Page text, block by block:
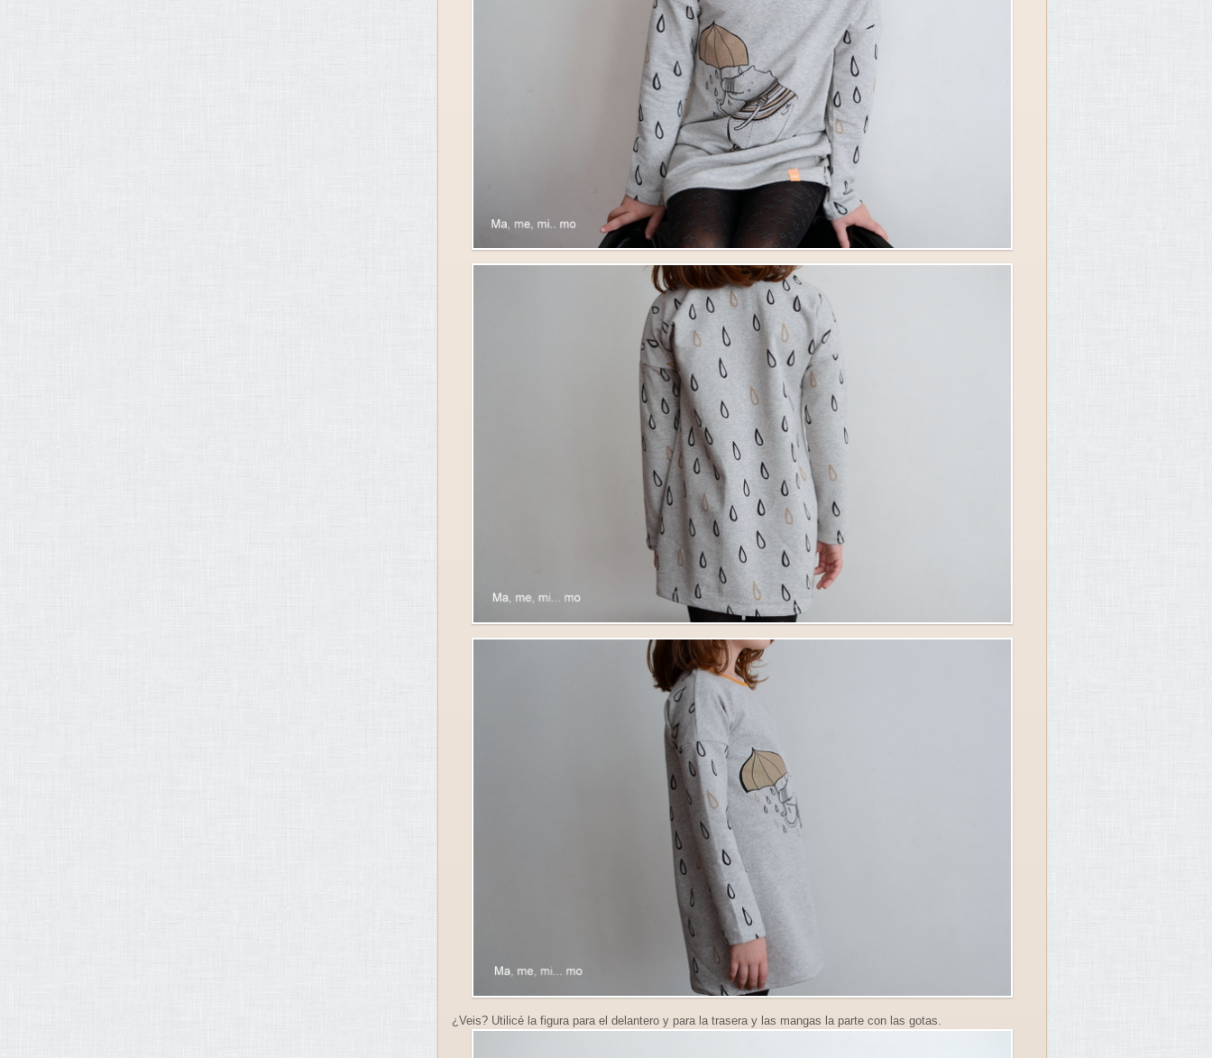
¿Veis? Utilicé la figura para el delantero y para la trasera y las mangas la parte con las gotas.